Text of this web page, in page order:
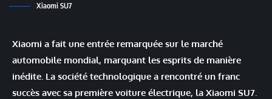
Xiaomi SU7
Xiaomi a fait une entrée remarquée sur le marché
automobile mondial, marquant les esprits de manière
inédite. La société technologique a rencontré un franc
succès avec sa première voiture électrique, la Xiaomi SU7.